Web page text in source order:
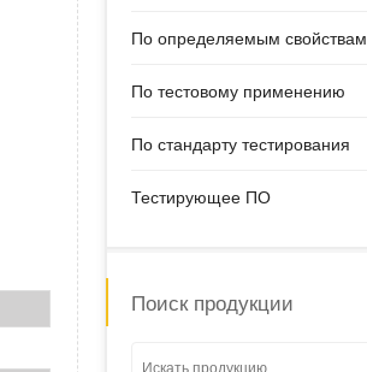
По определяемым свойствам
По тестовому применению
По стандарту тестирования
Тестирующее ПО
Поиск продукции